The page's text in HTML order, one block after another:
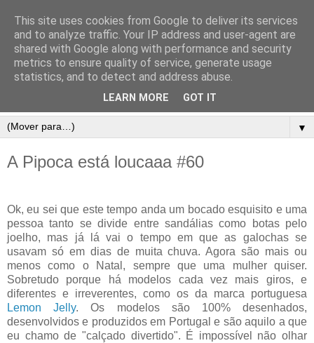
▼
A Pipoca está loucaaa #60
Ok, eu sei que este tempo anda um bocado esquisito e uma
pessoa tanto se divide entre sandálias como botas pelo
joelho, mas já lá vai o tempo em que as galochas se
usavam só em dias de muita chuva. Agora são mais ou
menos como o Natal, sempre que uma mulher quiser.
Sobretudo porque há modelos cada vez mais giros, e
diferentes e irreverentes, como os da marca portuguesa
Lemon Jelly. Os modelos são 100% desenhados,
desenvolvidos e produzidos em Portugal e são aquilo a que
eu chamo de "calçado divertido". É impossível não olhar
This site uses cookies from Google to deliver its services
and to analyze traffic. Your IP address and user-agent are
shared with Google along with performance and security
metrics to ensure quality of service, generate usage
statistics, and to detect and address abuse.
LEARN MORE GOT IT